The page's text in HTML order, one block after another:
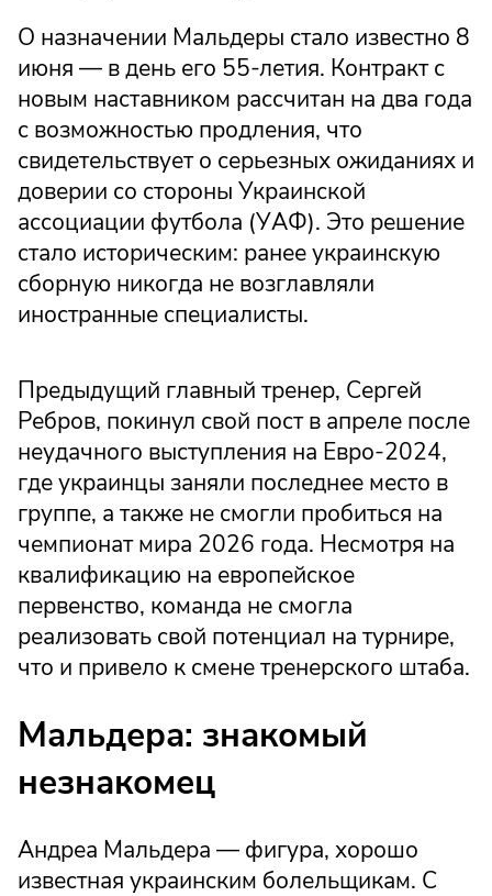
О назначении Мальдеры стало известно 8
июня — в день его 55-летия. Контракт с
новым наставником рассчитан на два года
с возможностью продления, что
свидетельствует о серьезных ожиданиях и
доверии со стороны Украинской
ассоциации футбола (УАФ). Это решение
стало историческим: ранее украинскую
сборную никогда не возглавляли
иностранные специалисты.
Предыдущий главный тренер, Сергей
Ребров, покинул свой пост в апреле после
неудачного выступления на Евро-2024,
где украинцы заняли последнее место в
группе, а также не смогли пробиться на
чемпионат мира 2026 года. Несмотря на
квалификацию на европейское
первенство, команда не смогла
реализовать свой потенциал на турнире,
что и привело к смене тренерского штаба.
Мальдера: знакомый
незнакомец
Андреа Мальдера — фигура, хорошо
известная украинским болельщикам. С